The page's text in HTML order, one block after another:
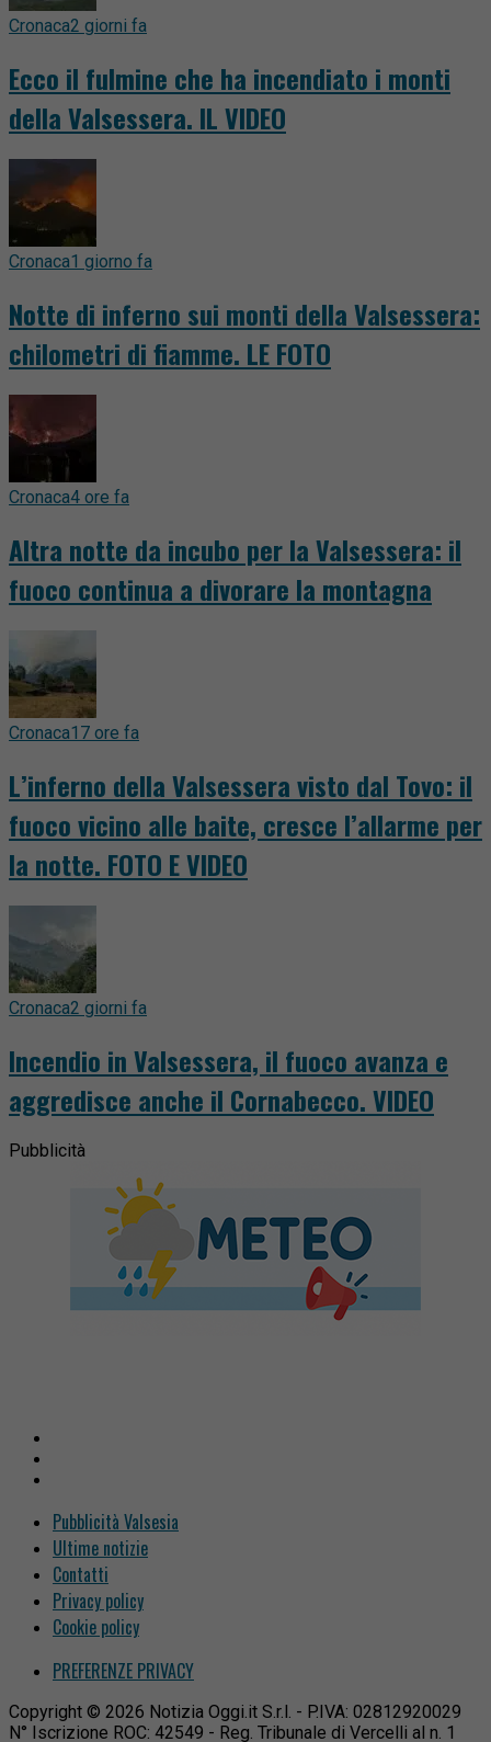
Cronaca2 giorni fa
Ecco il fulmine che ha incendiato i monti
della Valsessera. IL VIDEO
Cronaca1 giorno fa
Notte di inferno sui monti della Valsessera:
chilometri di fiamme. LE FOTO
Cronaca4 ore fa
Altra notte da incubo per la Valsessera: il
fuoco continua a divorare la montagna
Cronaca17 ore fa
L’inferno della Valsessera visto dal Tovo: il
fuoco vicino alle baite, cresce l’allarme per
la notte. FOTO E VIDEO
Cronaca2 giorni fa
Incendio in Valsessera, il fuoco avanza e
aggredisce anche il Cornabecco. VIDEO
Pubblicità
Pubblicità Valsesia
Ultime notizie
Contatti
Privacy policy
Cookie policy
PREFERENZE PRIVACY
Copyright © 2026 Notizia Oggi.it S.r.l. - P.IVA: 02812920029
N° Iscrizione ROC: 42549 - Reg. Tribunale di Vercelli al n. 1